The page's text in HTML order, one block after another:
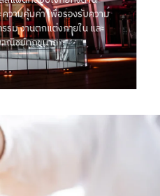
สแผ่นที่ตอบโจทย์ทั้งด้าน
ามคุ้มค่า เพื่อรองรับความ
รม งานตกแต่งภายใน และ
าณิชย์ทุกขนาด